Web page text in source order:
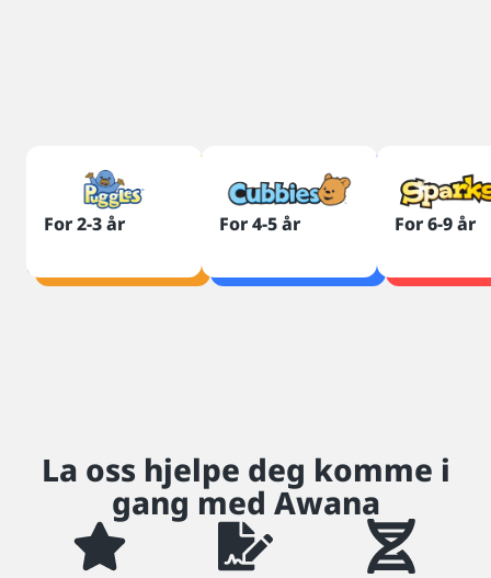
Awanas
ulike
aldersgrupper
For 2-3 år For 4-5 år For 6-9 år
La oss hjelpe deg komme i
gang med Awana